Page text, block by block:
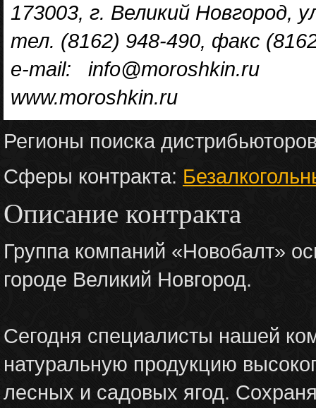
173003, г. Великий Новгород,
тел. (8162) 948-490, факс
e-mail: info@moroshkin.ru
www.moroshkin.ru
Регионы поиска
Сферы контракта:
Описание контракта
Группа компаний «Новобалт»
городе Великий Новгород.
Сегодня специалисты нашей
натуральную продукцию
лесных и садовых ягод.